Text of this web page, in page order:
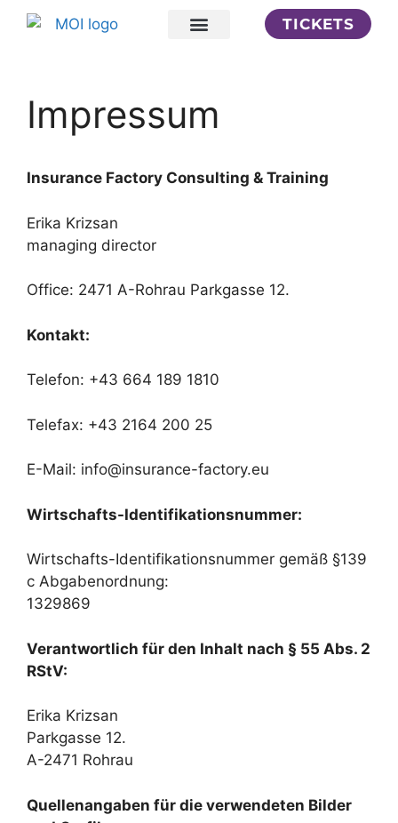
TICKETS
Impressum
Insurance Factory Consulting & Training
Erika Krizsan
managing director
Office: 2471 A-Rohrau Parkgasse 12.
Kontakt:
Telefon: +43 664 189 1810
Telefax: +43 2164 200 25
E-Mail: info@insurance-factory.eu
Wirtschafts-Identifikationsnummer:
Wirtschafts-Identifikationsnummer gemäß §139
c Abgabenordnung:
1329869
Verantwortlich für den Inhalt nach § 55 Abs. 2
RStV:
Erika Krizsan
Parkgasse 12.
A-2471 Rohrau
Quellenangaben für die verwendeten Bilder